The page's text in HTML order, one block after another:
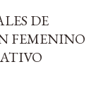
DE
FEMENINO